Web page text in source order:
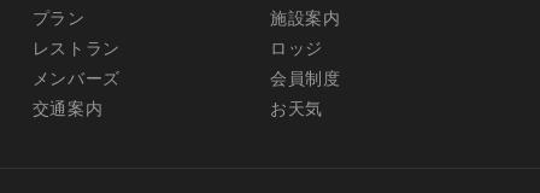
プラン
施設案内
レストラン
ロッジ
メンバーズ
会員制度
交通案内
お天気